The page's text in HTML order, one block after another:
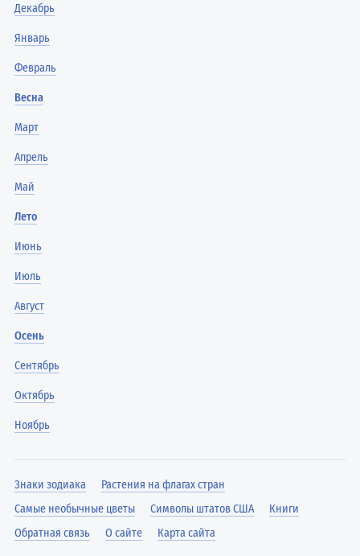
Декабрь
Январь
Февраль
Весна
Март
Апрель
Май
Лето
Июнь
Июль
Август
Осень
Сентябрь
Октябрь
Ноябрь
Знаки зодиака
Растения на флагах стран
Самые необычные цветы
Символы штатов США
Книги
Обратная связь
О сайте Карта сайта